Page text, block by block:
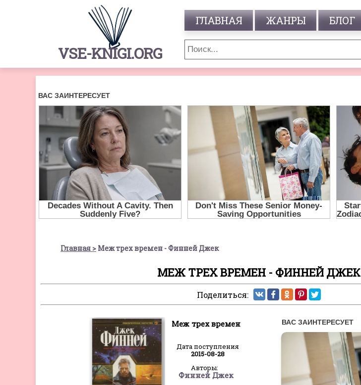
VSE-KNIGI.ORG
ГЛАВНАЯ ЖАНРЫ БЛОГ
Главная Меж трех времен - Финней Джек
МЕЖ ТРЕХ ВРЕМЕН - ФИННЕЙ ДЖЕК
Поделиться:
Меж трех времен
Дата поступления
2015-08-28
Авторы:
Финней Джек